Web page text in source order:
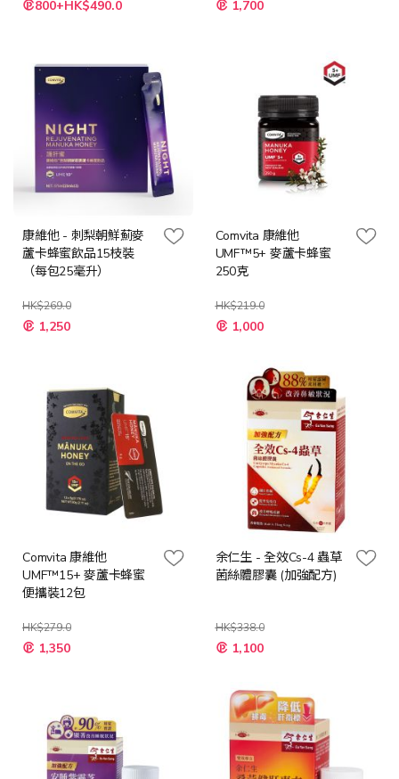
殊 800+HK$490.0
殊 1,700
康維他 - 刺梨朝鮮薊麥
蘆卡蜂蜜飲品15枝裝
（每包25毫升）
HK$269.0
特
殊 1,250
Comvita 康維他
UMF™5+ 麥蘆卡蜂蜜
250克
HK$219.0
特
殊 1,000
Comvita 康維他
UMF™15+ 麥蘆卡蜂蜜
便攜裝12包
HK$279.0
特
殊 1,350
余仁生 - 全效Cs-4 蟲草
菌絲體膠囊 (加強配方)
HK$338.0
特
殊 1,100